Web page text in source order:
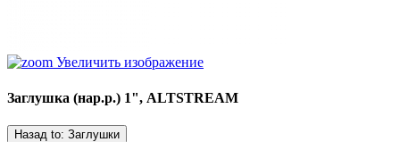
Увеличить изображение
Заглушка (нар.р.) 1", ALTSTREAM